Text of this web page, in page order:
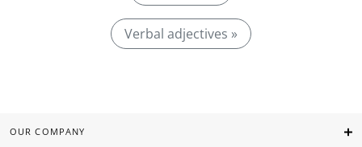
Verbal adjectives »
OUR COMPANY